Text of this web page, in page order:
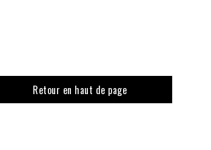
Retour en haut de page